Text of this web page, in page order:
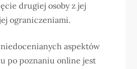
drugiej osoby z jej
ograniczeniami.
aspektów
po poznaniu online jest